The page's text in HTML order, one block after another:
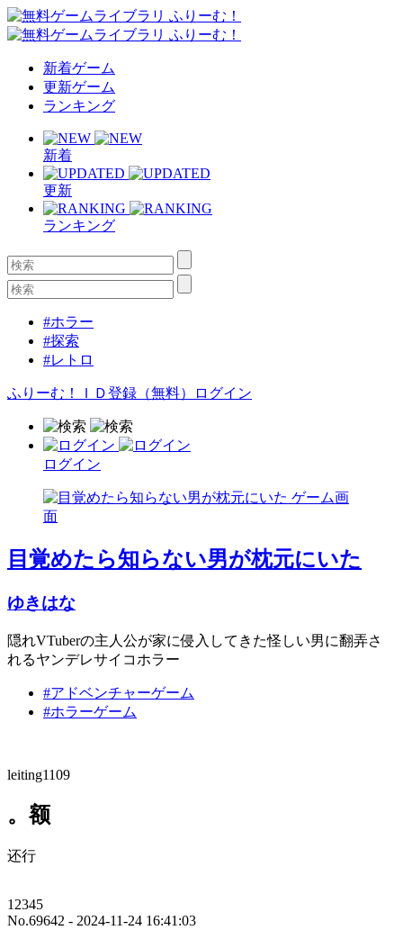
新着ゲーム
更新ゲーム
ランキング
新着
更新
ランキング
#ホラー
#探索
#レトロ
ふりーむ！ＩＤ登録（無料） ログイン
ログイン
目覚めたら知らない男が枕元にいた
ゆきはな
隠れVTuberの主人公が家に侵入してきた怪しい男に翻弄さ
れるヤンデレサイコホラー
#アドベンチャーゲーム
#ホラーゲーム
leiting1109
。额
还行
12345
No.69642 - 2024-11-24 16:41:03